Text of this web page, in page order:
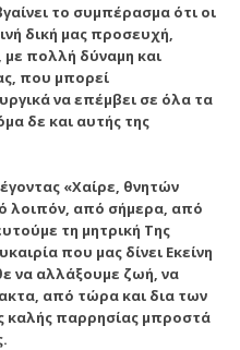
το συμπέρασμα ότι οι
δική μας προσευχή,
πολλή δύναμη και
που μπορεί
να επέμβει σε όλα τα
δε και αυτής της
«Χαίρε, θνητών
λοιπόν, από σήμερα, από
τη μητρική Της
που μας δίνει Εκείνη
να αλλάξουμε ζωή, να
από τώρα και δια των
καλής παρρησίας μπροστά